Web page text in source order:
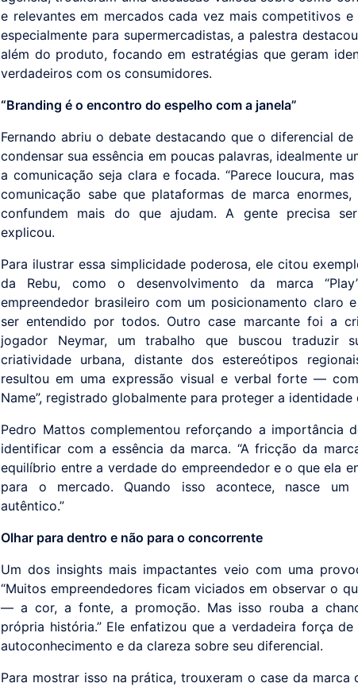
e relevantes em mercados cada vez mais competitivos e
especialmente para supermercadistas, a palestra
além do produto, focando em estratégias que geram
verdadeiros com os consumidores.
“Branding é o encontro do espelho com a janela”
Fernando abriu o debate destacando que o diferencial de
condensar sua essência em poucas palavras, idealmente
a comunicação seja clara e focada. “Parece loucura,
comunicação sabe que plataformas de marca enormes,
confundem mais do que ajudam. A gente precisa
explicou.
Para ilustrar essa simplicidade poderosa, ele citou
da Rebu, como o desenvolvimento da marca
empreendedor brasileiro com um posicionamento claro
ser entendido por todos. Outro case marcante foi a
jogador Neymar, um trabalho que buscou traduzir
criatividade urbana, distante dos estereótipos
resultou em uma expressão visual e verbal forte —
Name”, registrado globalmente para proteger a identidade
Pedro Mattos complementou reforçando a importância
identificar com a essência da marca. “A fricção da
equilíbrio entre a verdade do empreendedor e o que ela
para o mercado. Quando isso acontece, nasce
autêntico.”
Olhar para dentro e não para o concorrente
Um dos insights mais impactantes veio com uma
“Muitos empreendedores ficam viciados em observar o
— a cor, a fonte, a promoção. Mas isso rouba a
própria história.” Ele enfatizou que a verdadeira força
autoconhecimento e da clareza sobre seu diferencial.
Para mostrar isso na prática, trouxeram o case da marca